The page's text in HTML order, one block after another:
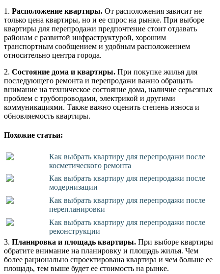
1. Расположение квартиры. От расположения зависит не
только цена квартиры, но и ее спрос на рынке. При выборе
квартиры для перепродажи предпочтение стоит отдавать
районам с развитой инфраструктурой, хорошим
транспортным сообщением и удобным расположением
относительно центра города.
2. Состояние дома и квартиры. При покупке жилья для
последующего ремонта и перепродажи важно обращать
внимание на техническое состояние дома, наличие серьезных
проблем с трубопроводами, электрикой и другими
коммуникациями. Также важно оценить степень износа и
обновляемость квартиры.
Похожие статьи:
Как выбрать квартиру для перепродажи после
косметического ремонта
Как выбрать квартиру для перепродажи после
модернизации
Как выбрать квартиру для перепродажи после
перепланировки
Как выбрать квартиру для перепродажи после
реконструкции
3. Планировка и площадь квартиры. При выборе квартиры
обратите внимание на планировку и площадь жилья. Чем
более рационально спроектирована квартира и чем больше ее
площадь, тем выше будет ее стоимость на рынке.